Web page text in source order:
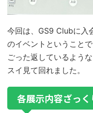
今回は、GS9 Clubに入
のイベントということで
ごった返しているよう
スイ見て回れました。
各展示内容ざっ